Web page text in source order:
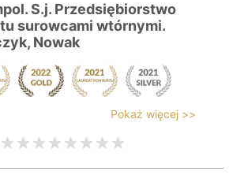
S.j. Przedsiębiorstwo
surowcami wtórnymi.
Nowak
Pokaż więcej >>